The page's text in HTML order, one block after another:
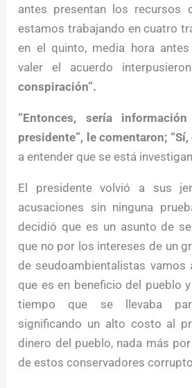
antes presentan los recursos
estamos trabajando en cuatro
en el quinto, media hora
valer el acuerdo
conspiración”.
“Entonces, sería
presidente”, le comentaron; “Sí,
a entender que se está
El presidente volvió a sus
acusaciones sin ninguna
decidió que es un asunto de
que no por los intereses de un
de seudoambientalistas vamos
que es en beneficio del pueblo y
tiempo que se llevaba
significando un alto costo al
dinero del pueblo, nada más
de estos conservadores